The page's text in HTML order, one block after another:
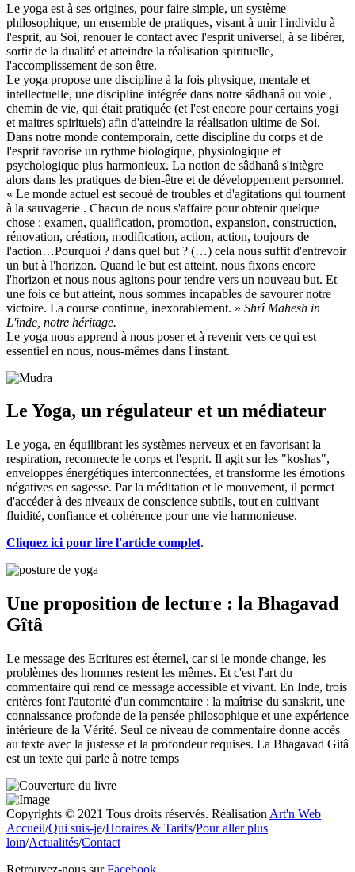
Le yoga est à ses origines, pour faire simple, un système
philosophique, un ensemble de pratiques, visant à unir l'individu à
l'esprit, au Soi, renouer le contact avec l'esprit universel, à se libérer,
sortir de la dualité et atteindre la réalisation spirituelle,
l'accomplissement de son être.
Le yoga propose une discipline à la fois physique, mentale et
intellectuelle, une discipline intégrée dans notre sâdhanâ ou voie ,
chemin de vie, qui était pratiquée (et l'est encore pour certains yogi
et maitres spirituels) afin d'atteindre la réalisation ultime de Soi.
Dans notre monde contemporain, cette discipline du corps et de
l'esprit favorise un rythme biologique, physiologique et
psychologique plus harmonieux. La notion de sâdhanâ s'intègre
alors dans les pratiques de bien-être et de développement personnel.
« Le monde actuel est secoué de troubles et d'agitations qui tournent
à la sauvagerie . Chacun de nous s'affaire pour obtenir quelque
chose : examen, qualification, promotion, expansion, construction,
rénovation, création, modification, action, action, toujours de
l'action…Pourquoi ? dans quel but ? (…) cela nous suffit d'entrevoir
un but à l'horizon. Quand le but est atteint, nous fixons encore
l'horizon et nous nous agitons pour tendre vers un nouveau but. Et
une fois ce but atteint, nous sommes incapables de savourer notre
victoire. La course continue, inexorablement. » Shrî Mahesh in
L'inde, notre héritage.
Le yoga nous apprend à nous poser et à revenir vers ce qui est
essentiel en nous, nous-mêmes dans l'instant.
Le Yoga, un régulateur et un médiateur
Le yoga, en équilibrant les systèmes nerveux et en favorisant la
respiration, reconnecte le corps et l'esprit. Il agit sur les "koshas",
enveloppes énergétiques interconnectées, et transforme les émotions
négatives en sagesse. Par la méditation et le mouvement, il permet
d'accéder à des niveaux de conscience subtils, tout en cultivant
fluidité, confiance et cohérence pour une vie harmonieuse.
Cliquez ici pour lire l'article complet.
Une proposition de lecture : la Bhagavad
Gîtâ
Le message des Ecritures est éternel, car si le monde change, les
problèmes des hommes restent les mêmes. Et c'est l'art du
commentaire qui rend ce message accessible et vivant. En Inde, trois
critères font l'autorité d'un commentaire : la maîtrise du sanskrit, une
connaissance profonde de la pensée philosophique et une expérience
intérieure de la Vérité. Seul ce niveau de commentaire donne accès
au texte avec la justesse et la profondeur requises. La Bhagavad Gitâ
est un texte qui parle à notre temps
Copyrights © 2021 Tous droits réservés. Réalisation Art'n Web
Accueil/Qui suis-je/Horaires & Tarifs/Pour aller plus
loin/Actualités/Contact